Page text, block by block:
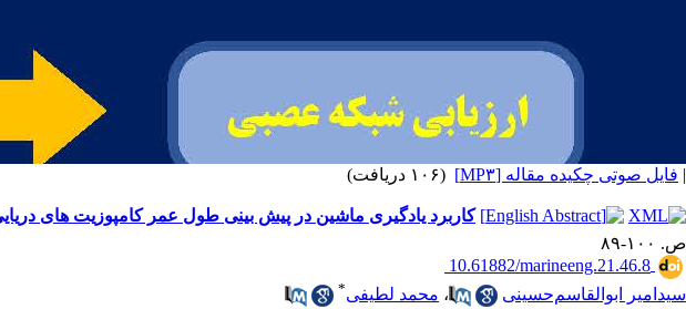
| فایل صوتی چکیده مقاله [MP۳] (۱۰۶ دریافت)
کاربرد یادگیری ماشین در پیش بینی طول عمر کامپوزیت های
ص. ۱۰۰-۸۹
‎ 10.61882/marineeng.21.46.8
سیدامیر ابوالقاسم‌حسینی
، محمد لطیفی*